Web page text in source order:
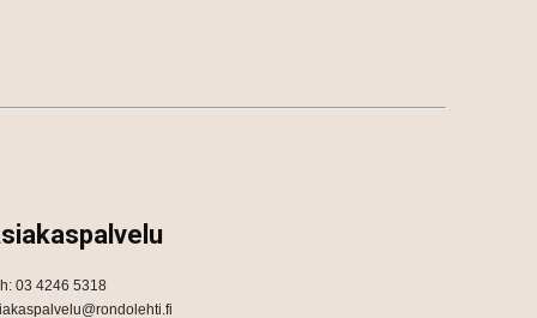
03 4246 5318